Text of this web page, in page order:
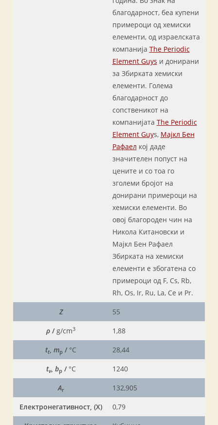
благодарност, беа купени
примероци од хемиски
елементи, од израелската
компанија The Periodic
Element Guys и донирани
за Збирката хемиски
елементи. Голема
благодарност до
сопственикот на
компанијата The Periodic
Element Guys, Мајкл Бен
Рафаел кој даде
значителен попуст на
цените и со тоа го
зголеми бројот на
донирани примероци на
хемиски елементи. Во
овој благороден чин на
Никола Китановски и
Мајкл Бен Рафаел
Збирката на хемиски
елементи е збогатена со
примероци од F, Cs, Rb,
Rh, Os, Ir, Ru, La, Ce и Pr.
Z 55
ρ /g/cm3 1,88
tt,mp / °C 28,44
tv, bp/ °C 1240
Ar 132,905
Електронегативност, (X) 0,79